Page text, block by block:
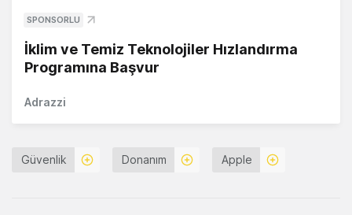
SPONSORLU
İklim ve Temiz Teknolojiler Hızlandırma
Programına Başvur
Adrazzi
Güvenlik Donanım Apple